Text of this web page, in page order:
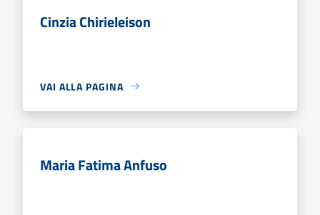
Cinzia Chirieleison
VAI ALLA PAGINA
Maria Fatima Anfuso